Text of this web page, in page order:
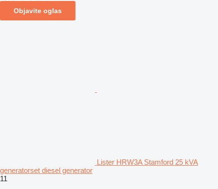
Objavite oglas
Lister HRW3A Stamford 25 kVA
generatorset diesel generator
11